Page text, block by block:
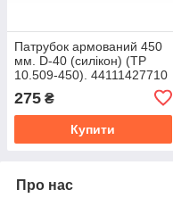
Патрубок армований 450
мм. D-40 (силікон) (TP
10.509-450). 44111427710
275 ₴
Купити
Про нас